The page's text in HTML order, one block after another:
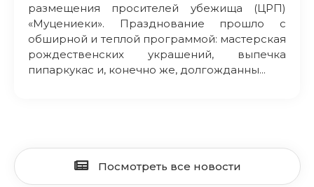
размещения просителей убежища (ЦРП)
«Муцениеки». Празднование прошло с
обширной и теплой программой: мастерская
рождественских украшений, выпечка
пипаркукас и, конечно же, долгожданны...
Посмотреть все новости